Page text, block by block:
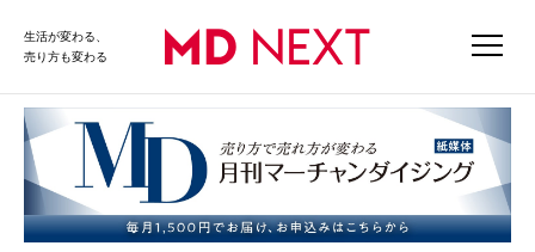
生活が変わる、
売り方も変わる